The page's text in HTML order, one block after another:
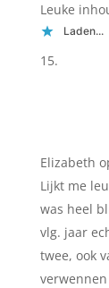
Leuke
Laden...
Elizabeth
Lijkt me
was heel
vlg. jaar
twee, ook